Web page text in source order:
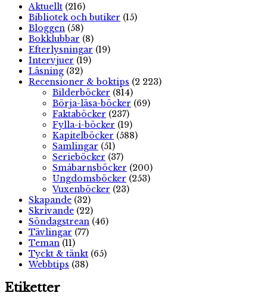
Aktuellt (216)
Bibliotek och butiker (15)
Bloggen (58)
Bokklubbar (8)
Efterlysningar (19)
Intervjuer (19)
Läsning (32)
Recensioner & boktips (2 223)
Bilderböcker (814)
Börja-läsa-böcker (69)
Faktaböcker (237)
Fylla-i-böcker (19)
Kapitelböcker (588)
Samlingar (51)
Serieböcker (37)
Småbarnsböcker (200)
Ungdomsböcker (253)
Vuxenböcker (23)
Skapande (32)
Skrivande (22)
Söndagstrean (46)
Tävlingar (77)
Teman (11)
Tyckt & tänkt (65)
Webbtips (38)
Etiketter